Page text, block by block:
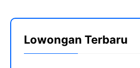
Lowongan Terbaru